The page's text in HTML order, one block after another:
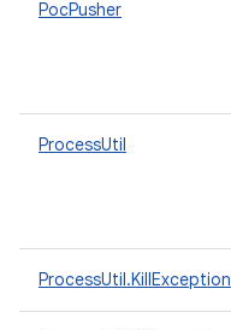
PocPusher
ProcessUtil
ProcessUtil.KillException